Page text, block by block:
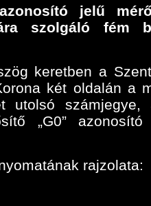
jelű
szolgáló fém
keretben a
két oldalán a
utolsó számjegye,
„G0” azonosító
rajzolata: